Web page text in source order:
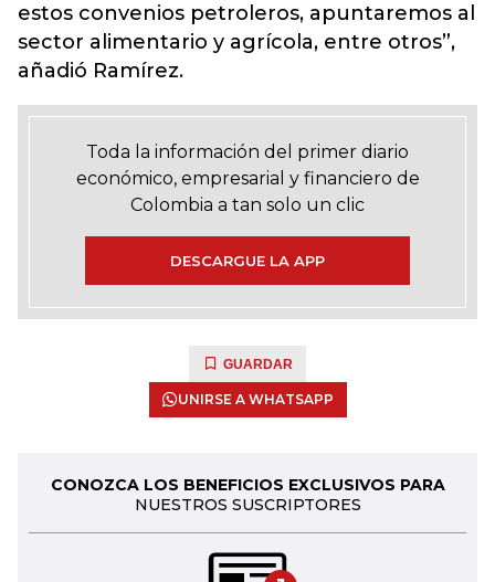
estos convenios petroleros, apuntaremos al
sector alimentario y agrícola, entre otros”,
añadió Ramírez.
Toda la información del primer diario
económico, empresarial y financiero de
Colombia a tan solo un clic
DESCARGUE LA APP
GUARDAR
UNIRSE A WHATSAPP
CONOZCA LOS BENEFICIOS EXCLUSIVOS PARA
NUESTROS SUSCRIPTORES